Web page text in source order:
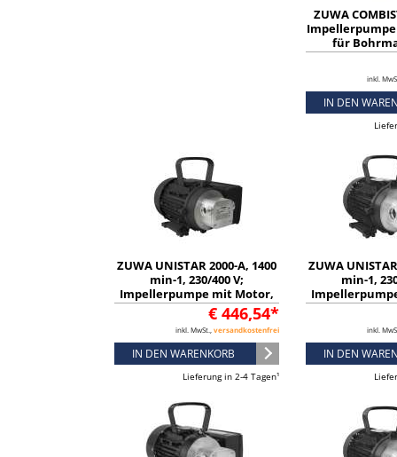
ZUWA
für
inkl.
IN DEN
ZUWA UNISTAR 2000-A, 1400
min-1, 230/400 V;
Impellerpumpe mit Motor,
Kabel und Stecker -
11111117322€ 446,54*
inkl. MwSt., versandkostenfrei
IN DEN WARENKORB
Lieferung in 2-4 Tagen¹
ZUWA
min-1,
Kabel und
inkl.
IN DEN